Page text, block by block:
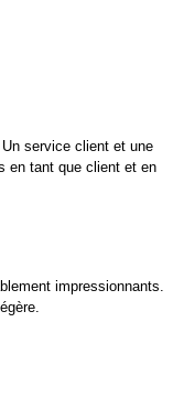
service client et une
en tant que client et en
impressionnants.